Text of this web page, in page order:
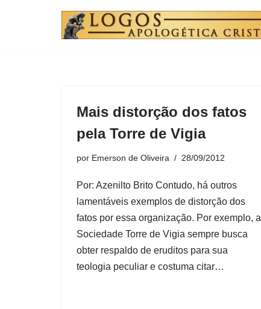
Mais distorção dos fatos
pela Torre de Vigia
por Emerson de Oliveira 28/09/2012
Por: Azenilto Brito Contudo, há outros
lamentáveis exemplos de distorção dos
fatos por essa organização. Por exemplo, a
Sociedade Torre de Vigia sempre busca
obter respaldo de eruditos para sua
teologia peculiar e costuma citar…